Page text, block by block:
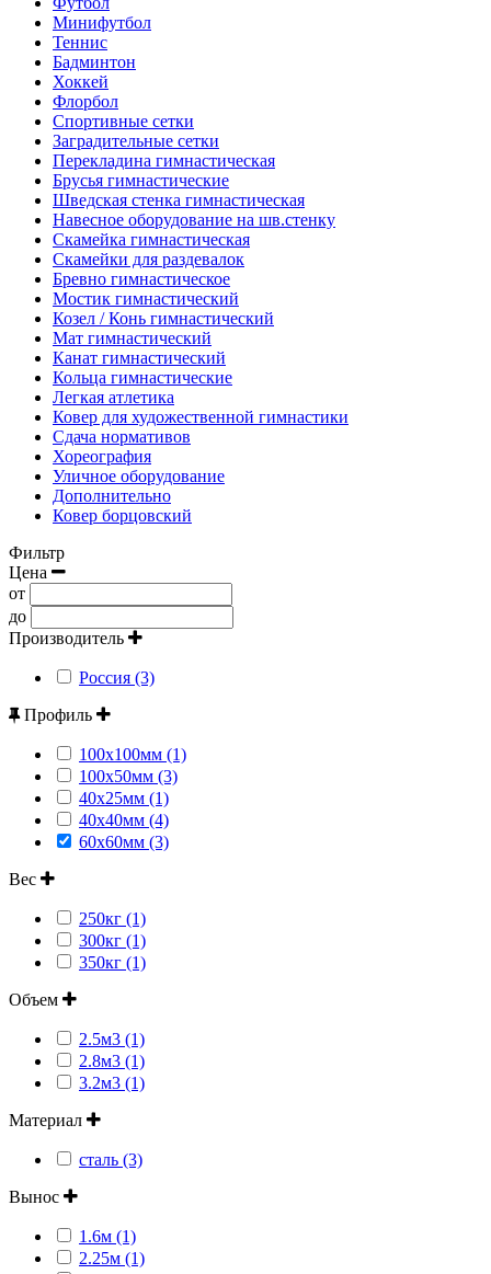
Минифутбол
Теннис
Бадминтон
Хоккей
Флорбол
Спортивные сетки
Заградительные сетки
Перекладина гимнастическая
Брусья гимнастические
Шведская стенка гимнастическая
Навесное оборудование на шв.стенку
Скамейка гимнастическая
Скамейки для раздевалок
Бревно гимнастическое
Мостик гимнастический
Козел / Конь гимнастический
Мат гимнастический
Канат гимнастический
Кольца гимнастические
Легкая атлетика
Ковер для художественной гимнастики
Сдача нормативов
Хореография
Уличное оборудование
Дополнительно
Ковер борцовский
Фильтр
Цена
от
до
Производитель
Россия (3)
Профиль
100x100мм (1)
100x50мм (3)
40х25мм (1)
40х40мм (4)
60x60мм (3)
Вес
250кг (1)
300кг (1)
350кг (1)
Объем
2.5м3 (1)
2.8м3 (1)
3.2м3 (1)
Материал
сталь (3)
Вынос
1.6м (1)
2.25м (1)